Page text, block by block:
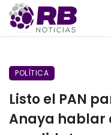
POLÍTICA
Listo el PAN
Anaya hablar